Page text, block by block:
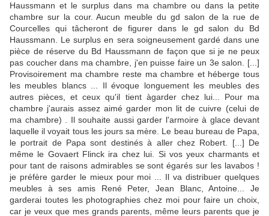
Haussmann et le surplus dans ma chambre ou dans la petite
chambre sur la cour. Aucun meuble du gd salon de la rue de
Courcelles qui tâcheront de figurer dans le gd salon du Bd
Haussmann. Le surplus en sera soigneusement gardé dans une
pièce de réserve du Bd Haussmann de façon que si je ne peux
pas coucher dans ma chambre, j'en puisse faire un 3e salon. [...]
Provisoirement ma chambre reste ma chambre et héberge tous
les meubles blancs ... Il évoque longuement les meubles des
autres pièces, et ceux qu'il tient àgarder chez lui... Pour ma
chambre j'aurais assez aimé garder mon lit de cuivre (celui de
ma chambre) . Il souhaite aussi garder l'armoire à glace devant
laquelle il voyait tous les jours sa mère. Le beau bureau de Papa,
le portrait de Papa sont destinés à aller chez Robert. [...] De
même le Govaert Flinck ira chez lui. Si vos yeux charmants et
pour tant de raisons admirables se sont égarés sur les lavabos !
je préfère garder le mieux pour moi ... Il va distribuer quelques
meubles à ses amis René Peter, Jean Blanc, Antoine... Je
garderai toutes les photographies chez moi pour faire un choix,
car je veux que mes grands parents, même leurs parents que je